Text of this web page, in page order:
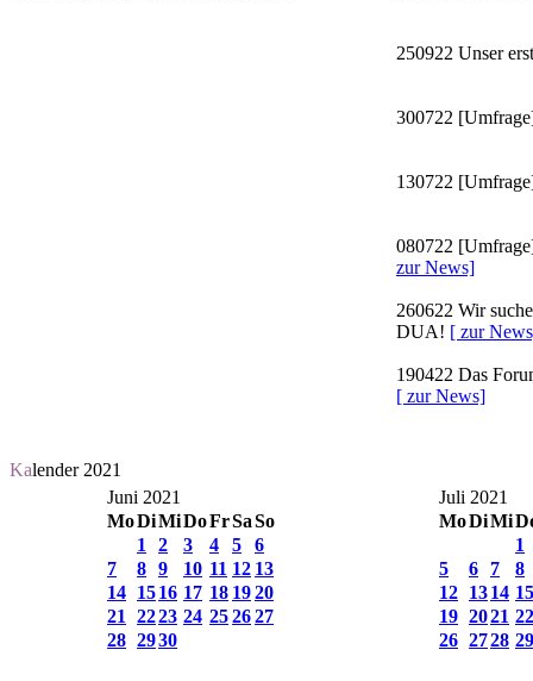
250922 Unser
300722
130722
080722
zur News]
260622 Wir
DUA! [ zur
190422 Das
[ zur News]
Kalender 2021
Juni 2021
MoDiMiDoFrSaSo
1
2 3 4 5
6
7
8 9 10 11 12 13
14 1516 17 18 1920
21
2223 24 252627
28 2930
Juli 2021
MoDiMi
1
5
6 7
8
12 1314 15
19 2021 22
26 2728 29